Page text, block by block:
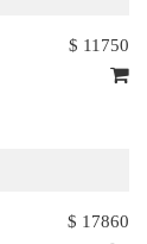
$ 11750
$ 17860